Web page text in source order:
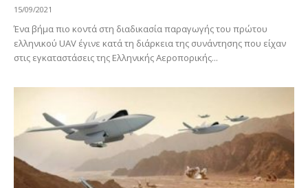
15/09/2021
Ένα βήμα πιο κοντά στη διαδικασία παραγωγής του πρώτου
ελληνικού UAV έγινε κατά τη διάρκεια της συνάντησης που είχαν
στις εγκαταστάσεις της Ελληνικής Αεροπορικής...